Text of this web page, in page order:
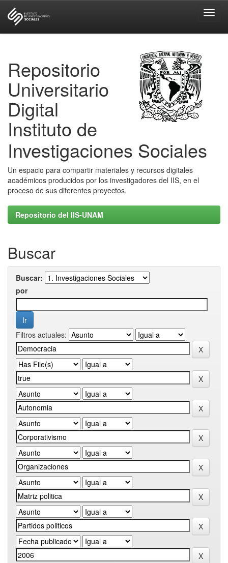
Repositorio
Universitario
Digital
Instituto de
Investigaciones Sociales
Un espacio para compartir materiales y recursos digitales
académicos producidos por los investigadores del IIS, en el
proceso de sus diferentes proyectos.
Repositorio del IIS-UNAM
Buscar
Buscar:
por
Filtros actuales: